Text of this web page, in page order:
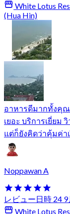
White Lotus
(Hua Hin)
อาหารดีมากทั้งคุณ
เยอะ บริการเยี่ยม
แต่ก็ยังคิดว่าคุ้มค่า
Noppawan A
レビュー日時 24
White Lotus